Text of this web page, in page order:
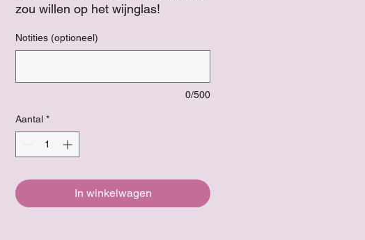
zou willen op het wijnglas!
Notities (optioneel)
0/500
Aantal *
In winkelwagen